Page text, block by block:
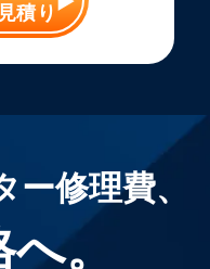
積り
修理費、
。